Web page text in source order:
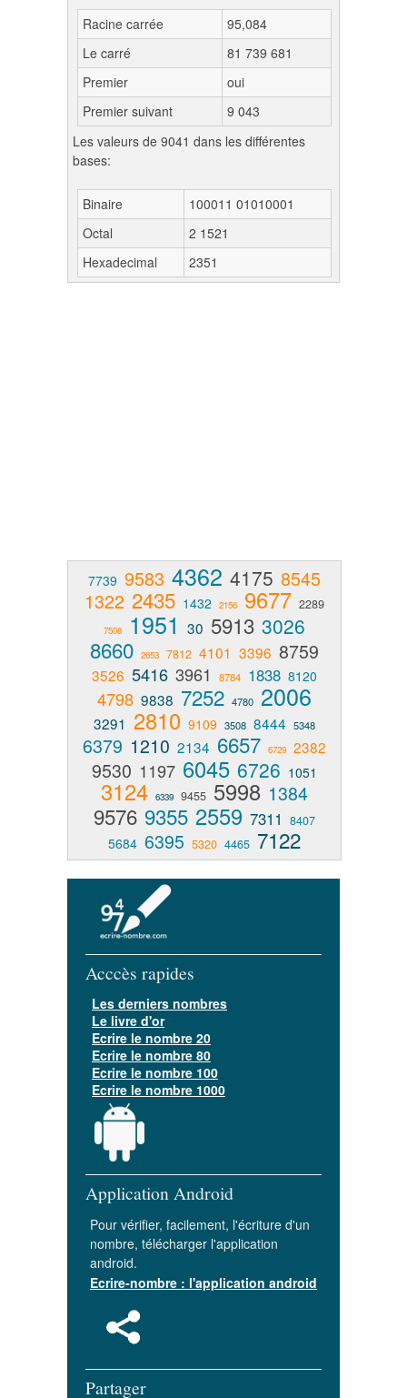
Racine carrée
95,084
Le carré
81 739 681
Premier
oui
Premier suivant
9 043
Les valeurs de 9041 dans les différentes
bases:
Binaire
100011 01010001
Octal
2 1521
Hexadecimal
2351
7739 9583 4362 4175 8545
1322 2435 1432 2156 9677 2289
7508 1951 30 5913 3026
8660 2653 7812 4101 3396 8759
3526 5416 3961 8784 1838 8120
4798 9838 7252 4780 2006
3291 2810 9109 3508 8444 5348
6379 1210 2134 6657 6729 2382
9530 1197 6045 6726 1051
3124 6339 9455 5998 1384
9576 9355 2559 7311 8407
5684 6395 5320 4465 7122
Acccès rapides
Les derniers nombres
Le livre d'or
Ecrire le nombre 20
Ecrire le nombre 80
Ecrire le nombre 100
Ecrire le nombre 1000
Application Android
Pour vérifier, facilement, l'écriture d'un
nombre, télécharger l'application
android.
Ecrire-nombre : l'application android
Partager